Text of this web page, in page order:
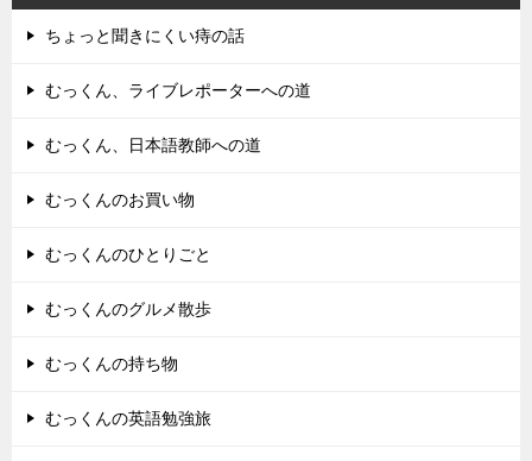
ちょっと聞きにくい痔の話
むっくん、ライブレポーターへの道
むっくん、日本語教師への道
むっくんのお買い物
むっくんのひとりごと
むっくんのグルメ散歩
むっくんの持ち物
むっくんの英語勉強旅